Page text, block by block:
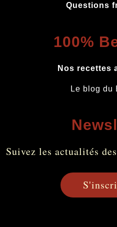
Questions
100%
Nos recettes
Le blog du
Suivez les actualités